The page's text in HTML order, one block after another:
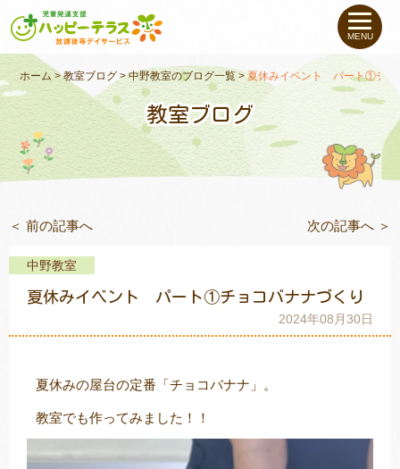
私たちについて
未就学のお子さま（０〜６才）
小学生〜高校生のお子さま
支援事例
教室一覧
MENU
ホーム >教室ブログ>中野教室のブログ一覧>夏休みイベント パート①チョ
教室ブログ
＜ 前の記事へ 次の記事へ ＞
中野教室
夏休みイベント パート①チョコバナナづくり
2024年08月30日
夏休みの屋台の定番「チョコバナナ」。
教室でも作ってみました！！